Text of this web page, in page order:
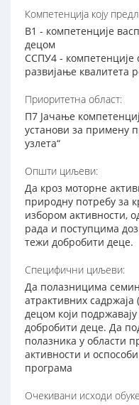
Компетенција коју
В1 - компетенције
децом
ССПУ4 - компетенције
развијање квалитета
Приоритетна област:
П7 Јачање
установи за примену
узлета“
Општи циљеви:
Да кроз моторне
природну потребу за
избором активности,
рада и поступцима
тежи добробити деце.
Специфични циљеви:
Да полазницима
атрактивних садржаја
децом који
добробити деце. Да
полазника у области
активности и
програма
Очекивани исходи